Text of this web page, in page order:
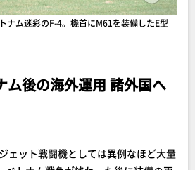
ナム迷彩のF-4。機首にM61を装備したE型
後の海外運用 諸外国へ
ェット戦闘機としては異例なほど大量